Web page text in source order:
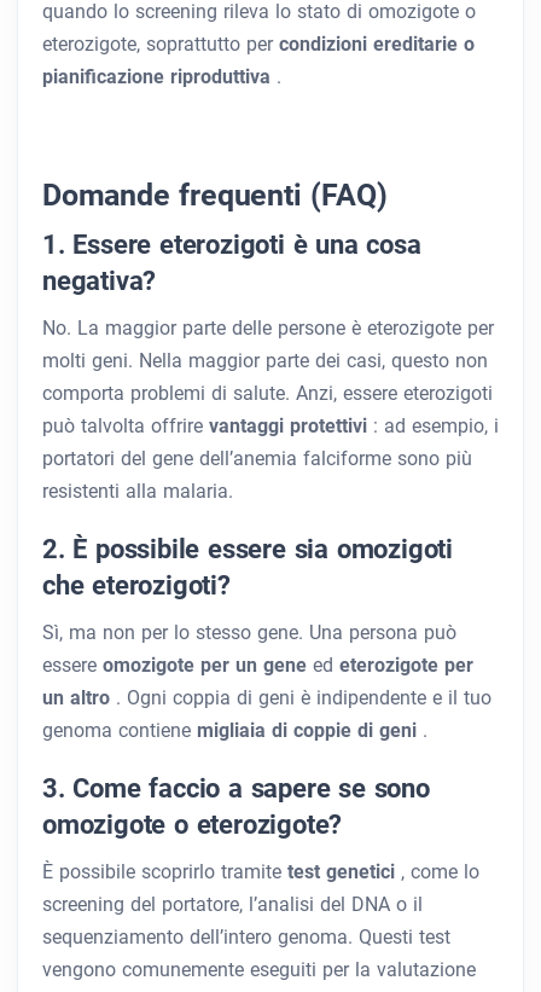
quando lo screening rileva lo stato di omozigote o
eterozigote, soprattutto per condizioni ereditarie o
pianificazione riproduttiva .
Domande frequenti (FAQ)
1. Essere eterozigoti è una cosa
negativa?
No. La maggior parte delle persone è eterozigote per
molti geni. Nella maggior parte dei casi, questo non
comporta problemi di salute. Anzi, essere eterozigoti
può talvolta offrire vantaggi protettivi : ad esempio, i
portatori del gene dell’anemia falciforme sono più
resistenti alla malaria.
2. È possibile essere sia omozigoti
che eterozigoti?
Sì, ma non per lo stesso gene. Una persona può
essere omozigote per un gene ed eterozigote per
un altro . Ogni coppia di geni è indipendente e il tuo
genoma contiene migliaia di coppie di geni .
3. Come faccio a sapere se sono
omozigote o eterozigote?
È possibile scoprirlo tramite test genetici , come lo
screening del portatore, l’analisi del DNA o il
sequenziamento dell’intero genoma. Questi test
vengono comunemente eseguiti per la valutazione